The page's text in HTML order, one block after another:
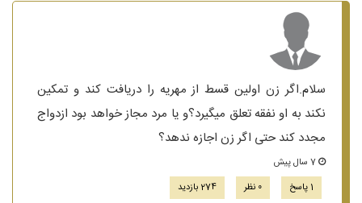
سلام.اگر زن اولین قسط از مهریه را دریافت کند و تمکین
نکند به او نفقه تعلق میگیرد؟و یا مرد مجاز خواهد بود ازدواج
مجدد کند حتی اگر زن اجازه ندهد؟
1 پاسخ
0 نظر 274 بازدید